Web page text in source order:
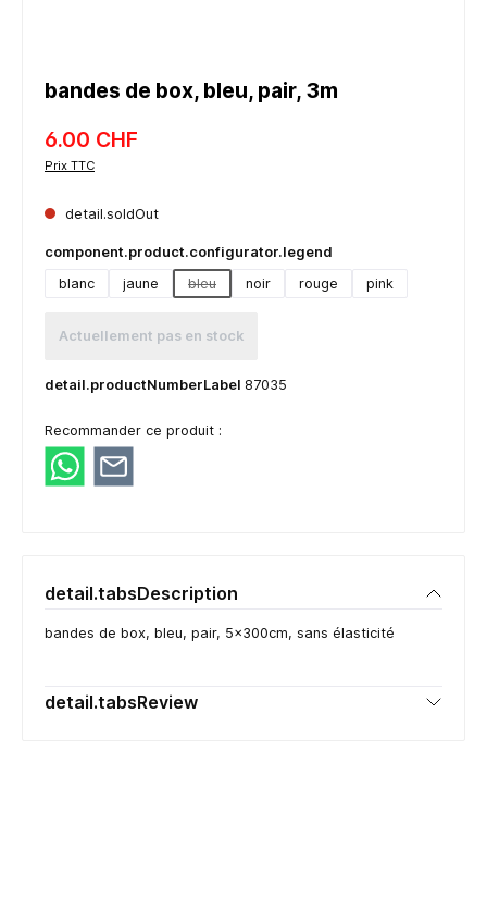
bandes de box, bleu, pair, 3m
6.00 CHF
Prix TTC
detail.soldOut
component.product.configurator.legend
blanc
jaune bleu
(detail.unavailableTooltip)
noir rouge pink
Actuellement pas en stock
detail.productNumberLabel 87035
Recommander ce produit :
detail.tabsDescription
bandes de box, bleu, pair, 5x300cm, sans élasticité
detail.tabsReview